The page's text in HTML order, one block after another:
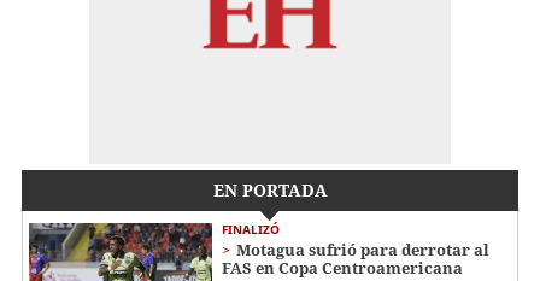
EN PORTADA
FINALIZÓ
Motagua sufrió para derrotar al
FAS en Copa Centroamericana